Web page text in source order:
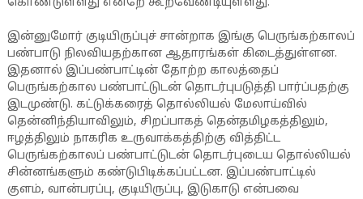
கொண்டுள்ளது என்றே கூறவேண்டியுள்ளது.
இன்னுமோர் குடியிருப்புச் சான்றாக இங்கு பெருங்கற்காலப்
பண்பாடு நிலவியதற்கான ஆதாரங்கள் கிடைத்துள்ளன.
இதனால் இப்பண்பாட்டின் தோற்ற காலத்தைப்
பெருங்கற்கால பண்பாட்டுடன் தொடர்புபடுத்தி பார்ப்பதற்கு
இடமுண்டு. கட்டுக்கரைத் தொல்லியல் மேலாய்வில்
தென்னிந்தியாவிலும், சிறப்பாகத் தென்தமிழகத்திலும்,
ஈழத்திலும் நாகரிக உருவாக்கத்திற்கு வித்திட்ட
பெருங்கற்காலப் பண்பாட்டுடன் தொடர்புடைய தொல்லியல்
சின்னங்களும் கண்டுபிடிக்கப்பட்டன. இப்பண்பாட்டில்
குளம், வான்பரப்பு, குடியிருப்பு, இடுகாடு என்பவை